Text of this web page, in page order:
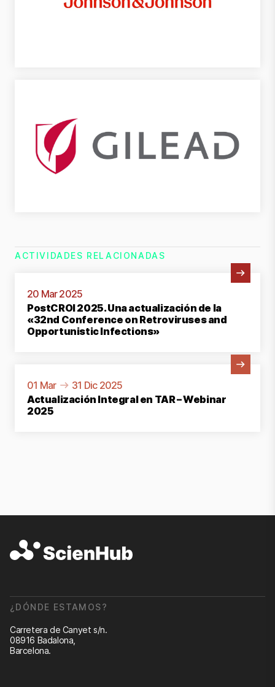
ACTIVIDADES RELACIONADAS
20 Mar 2025
PostCROI 2025. Una actualización de la
«32nd Conference on Retroviruses and
Opportunistic Infections»
01 Mar
31 Dic 2025
Actualización Integral en TAR – Webinar
2025
¿DÓNDE ESTAMOS?
Carretera de Canyet s/n.
08916 Badalona,
Barcelona.